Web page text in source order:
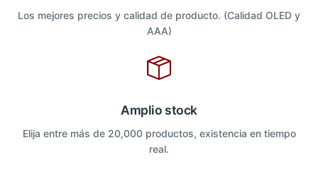
Los mejores precios y calidad de producto. (Calidad OLED y
AAA)
Amplio stock
Elija entre más de 20,000 productos, existencia en tiempo
real.